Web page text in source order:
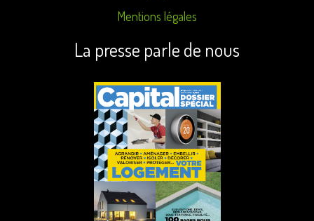
Mentions légales
La presse parle de nous